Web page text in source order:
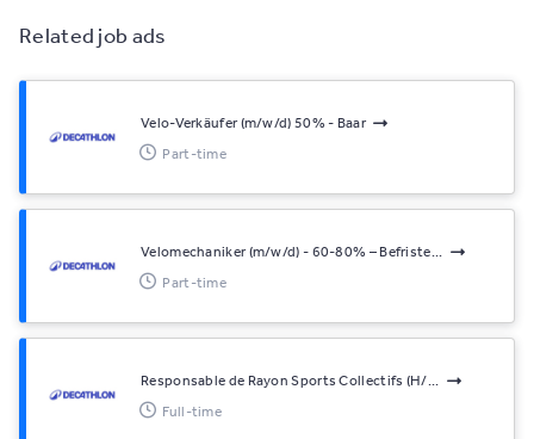
Related job ads
Velo-Verkäufer (m/w/d) 50% - Baar
Part-time
Velomechaniker (m/w/d) - 60-80% – Befriste...
Part-time
Responsable de Rayon Sports Collectifs (H/...
Full-time